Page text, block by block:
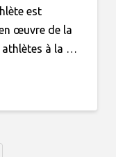
est
œuvre de la
athlètes à la …